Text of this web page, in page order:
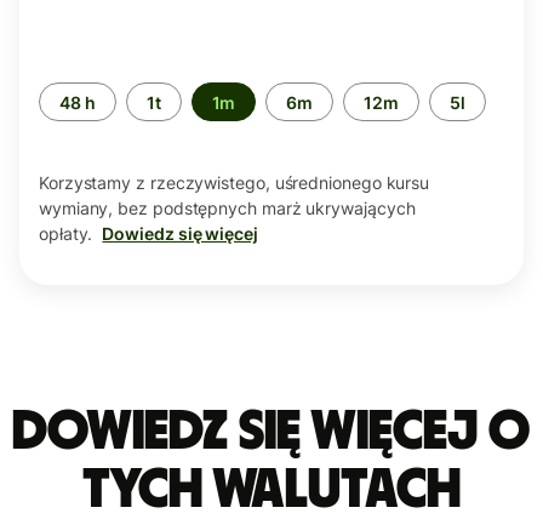
Przedział
czasu
48 h 1t 1m 6m 12m 5l
Korzystamy z rzeczywistego, uśrednionego kursu
wymiany, bez podstępnych marż ukrywających
opłaty. Dowiedz się więcej
Dowiedz się więcej o
tych walutach